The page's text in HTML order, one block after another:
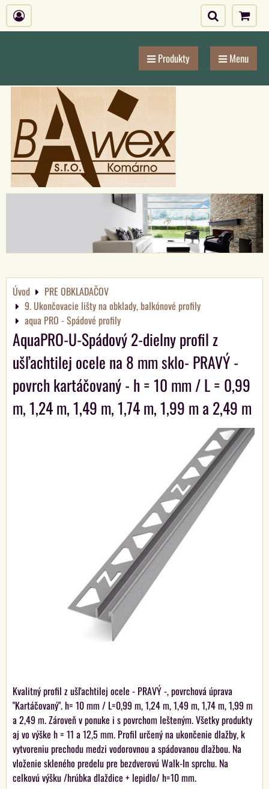
Produkty Menu
Úvod
PRE OBKLADAČOV
9. Ukončovacie lišty na obklady, balkónové profily
aqua PRO - Spádové profily
AquaPRO-U-Spádový 2-dielny profil z
ušľachtilej ocele na 8 mm sklo- PRAVÝ -
povrch kartáčovaný - h = 10 mm / L = 0,99
m, 1,24 m, 1,49 m, 1,74 m, 1,99 m a 2,49 m
Kvalitný profil z ušľachtilej ocele - PRAVÝ -, povrchová úprava
"Kartáčovaný". h= 10 mm / L=0,99 m, 1,24 m, 1,49 m, 1,74 m, 1,99 m
a 2,49 m. Zároveň v ponuke i s povrchom lešteným. Všetky produkty
aj vo výške h = 11 a 12,5 mm. Profil určený na ukončenie dlažby, k
vytvoreniu prechodu medzi vodorovnou a spádovanou dlažbou. Na
vloženie skleného predelu pre bezdverovú Walk-In sprchu. Na
celkovú výšku /hrúbka dlaždice + lepidlo/ h=10 mm.